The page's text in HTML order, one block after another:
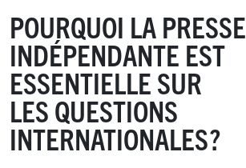
POURQUOI LA PRESSE
INDÉPENDANTE EST
ESSENTIELLE SUR
LES QUESTIONS
INTERNATIONALES?